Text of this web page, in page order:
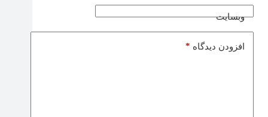
وبسایت
افزودن دیدگاه *